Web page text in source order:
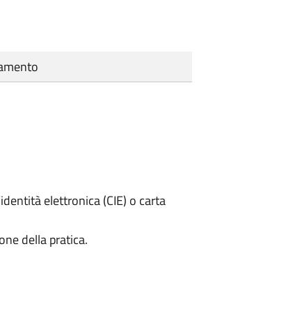
elettronica (CIE) o carta
della pratica.